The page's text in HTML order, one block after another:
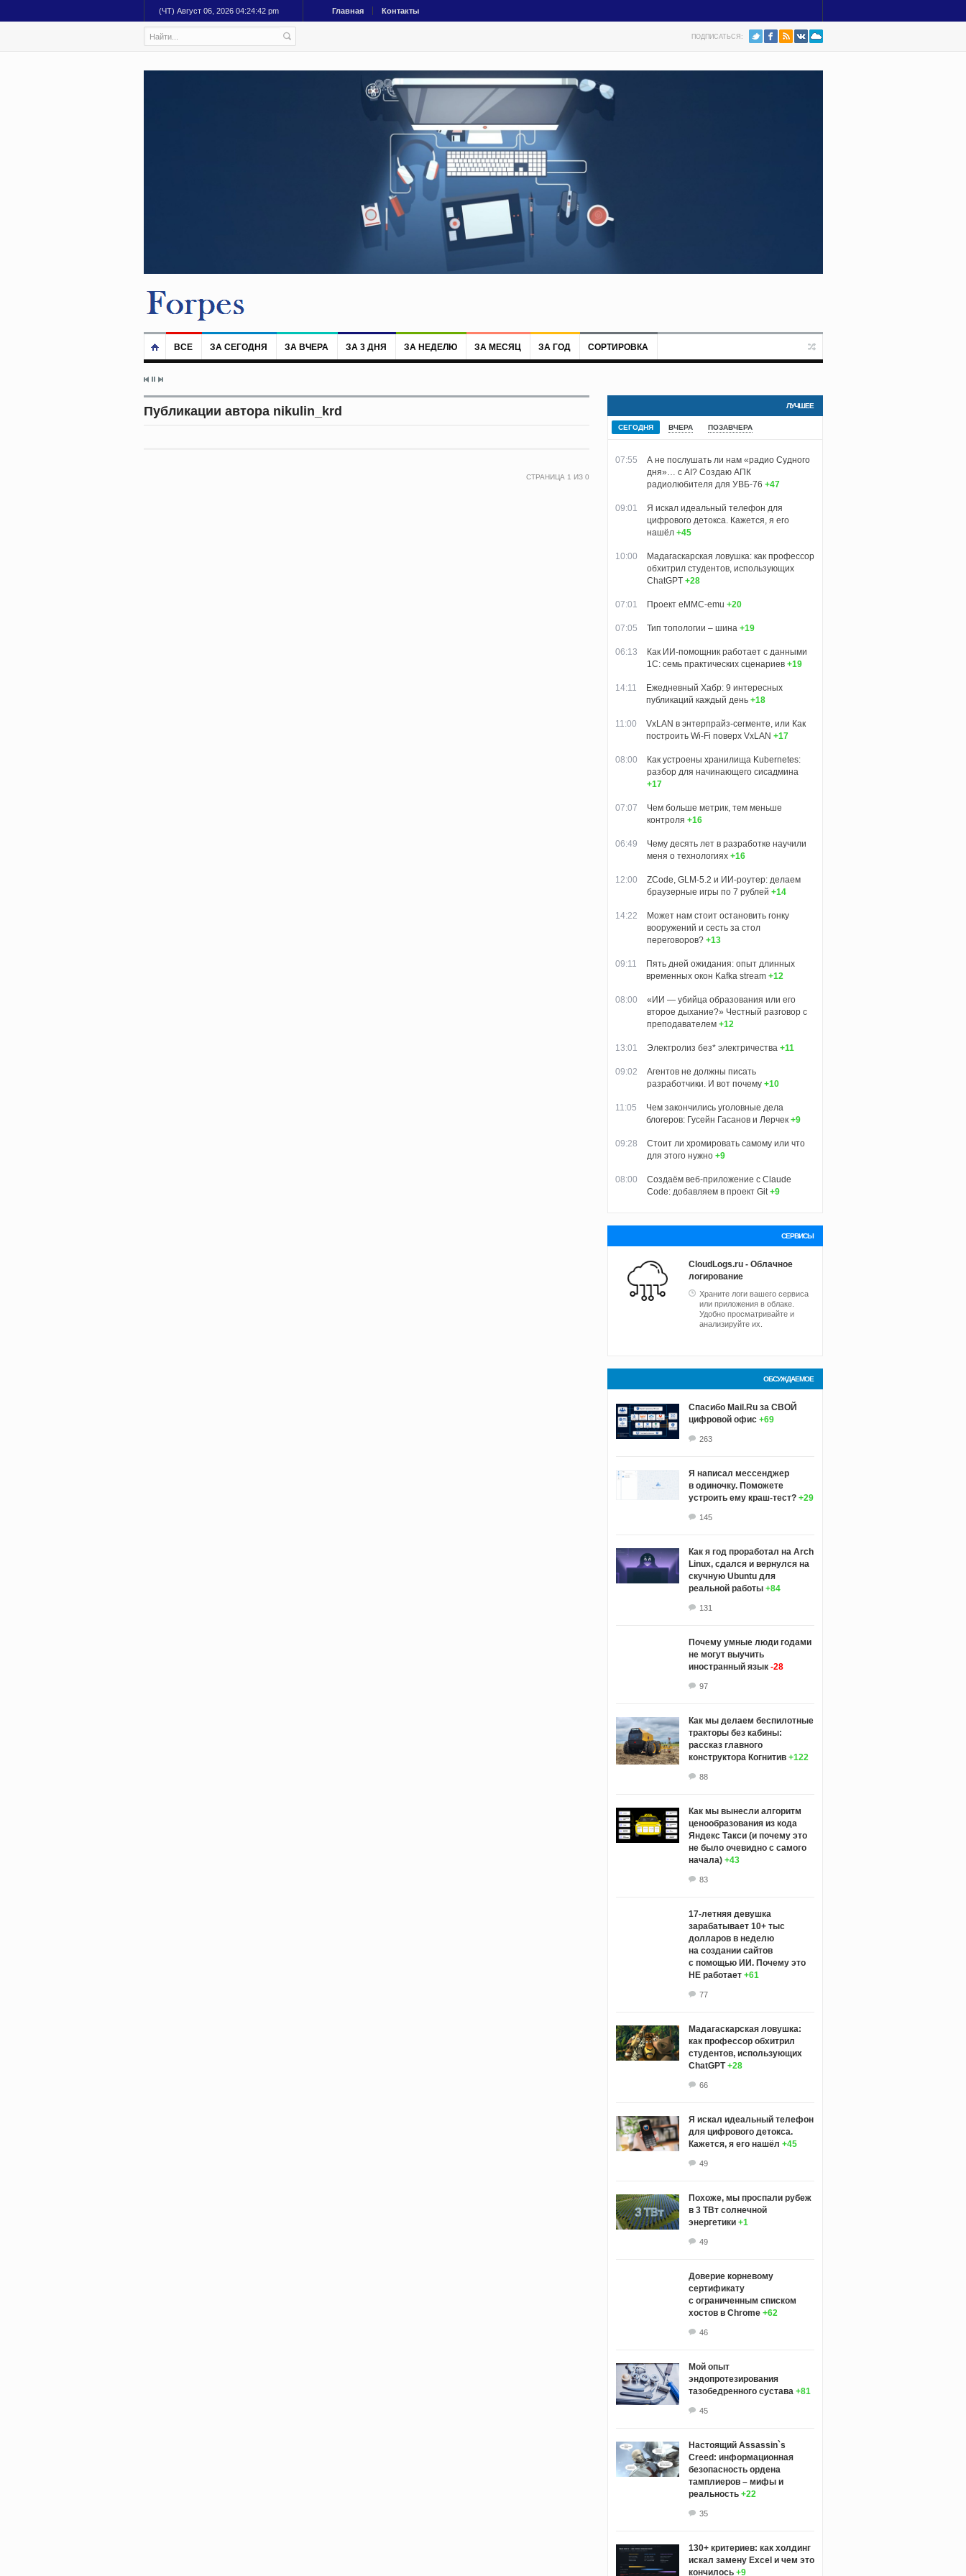
(ЧТ) Август 06, 2026 04:24:43 pm Главная Контакты
ПОДПИСАТЬСЯ:
ВСЕ ЗА СЕГОДНЯ ЗА ВЧЕРА ЗА 3 ДНЯ ЗА НЕДЕЛЮ ЗА МЕСЯЦ ЗА ГОД СОРТИРОВКА
Публикации автора nikulin_krd
СТРАНИЦА 1 ИЗ 0
ЛУЧШЕЕ
СЕГОДНЯ ВЧЕРА ПОЗАВЧЕРА
07:55
А не послушать ли нам «радио Судного
дня»… с AI? Создаю АПК
радиолюбителя для УВБ-76 +47
09:01
Я искал идеальный телефон для
цифрового детокса. Кажется, я его
нашёл +45
10:00
Мадагаскарская ловушка: как профессор
обхитрил студентов, использующих
ChatGPT +28
07:01 Проект eMMC-emu +20
07:05 Тип топологии – шина +19
06:13
Как ИИ-помощник работает с данными
1С: семь практических сценариев +19
14:11
Ежедневный Хабр: 9 интересных
публикаций каждый день +18
11:00
VxLAN в энтерпрайз-сегменте, или Как
построить Wi-Fi поверх VxLAN +17
08:00
Как устроены хранилища Kubernetes:
разбор для начинающего сисадмина
+17
07:07
Чем больше метрик, тем меньше
контроля +16
06:49
Чему десять лет в разработке научили
меня о технологиях +16
12:00
ZCode, GLM-5.2 и ИИ-роутер: делаем
браузерные игры по 7 рублей +14
14:22
Может нам стоит остановить гонку
вооружений и сесть за стол
переговоров? +13
09:11
Пять дней ожидания: опыт длинных
временных окон Kafka stream +12
08:00
«ИИ — убийца образования или его
второе дыхание?» Честный разговор с
преподавателем +12
13:01 Электролиз без* электричества +11
09:02
Агентов не должны писать
разработчики. И вот почему +10
11:05
Чем закончились уголовные дела
блогеров: Гусейн Гасанов и Лерчек +9
09:28
Стоит ли хромировать самому или что
для этого нужно +9
08:00
Создаём веб-приложение с Claude
Code: добавляем в проект Git +9
СЕРВИСЫ
CloudLogs.ru - Облачное
логирование
Храните логи вашего сервиса
или приложения в облаке.
Удобно просматривайте и
анализируйте их.
ОБСУЖДАЕМОЕ
Спасибо Mail.Ru за СВОЙ
цифровой офис +69
263
Я написал мессенджер
в одиночку. Поможете
устроить ему краш‑тест? +29
145
Как я год проработал на Arch
Linux, сдался и вернулся на
скучную Ubuntu для
реальной работы +84
131
Почему умные люди годами
не могут выучить
иностранный язык -28
97
Как мы делаем беспилотные
тракторы без кабины:
рассказ главного
конструктора Когнитив +122
88
Как мы вынесли алгоритм
ценообразования из кода
Яндекс Такси (и почему это
не было очевидно с самого
начала) +43
83
17-летняя девушка
зарабатывает 10+ тыс
долларов в неделю
на создании сайтов
с помощью ИИ. Почему это
НЕ работает +61
77
Мадагаскарская ловушка:
как профессор обхитрил
студентов, использующих
ChatGPT +28
66
Я искал идеальный телефон
для цифрового детокса.
Кажется, я его нашёл +45
49
Похоже, мы проспали рубеж
в 3 ТВт солнечной
энергетики +1
49
Доверие корневому
сертификату
с ограниченным списком
хостов в Chrome +62
46
Мой опыт
эндопротезирования
тазобедренного сустава +81
45
Настоящий Assassin`s
Creed: информационная
безопасность ордена
тамплиеров – мифы и
реальность +22
35
130+ критериев: как холдинг
искал замену Excel и чем это
кончилось +9